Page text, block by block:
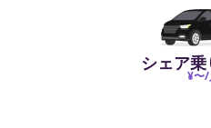
簡体中文
シェア乗
¥〜/